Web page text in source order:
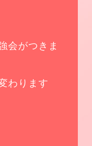
会がつきま
わります